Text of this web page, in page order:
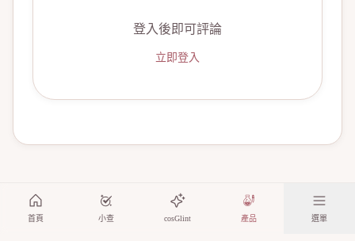
登入後即可評論
立即登入
首頁 小查 cosGlint 產品 選單